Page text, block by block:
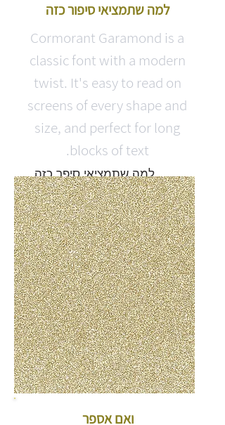
למה שתמציאי סיפור כזה
Cormorant Garamond is a
classic font with a modern
twist. It's easy to read on
screens of every shape and
size, and perfect for long
blocks of text.
עוד על למה שתמציאי סיפר כזה
ואם אספר